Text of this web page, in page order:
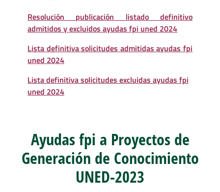
Resolución publicación listado definitivo
admitidos y excluidos ayudas fpi uned 2024
Lista definitiva solicitudes admitidas ayudas fpi
uned 2024
Lista definitiva solicitudes excluidas ayudas fpi
uned 2024
Ayudas fpi a Proyectos de
Generación de Conocimiento
UNED-2023